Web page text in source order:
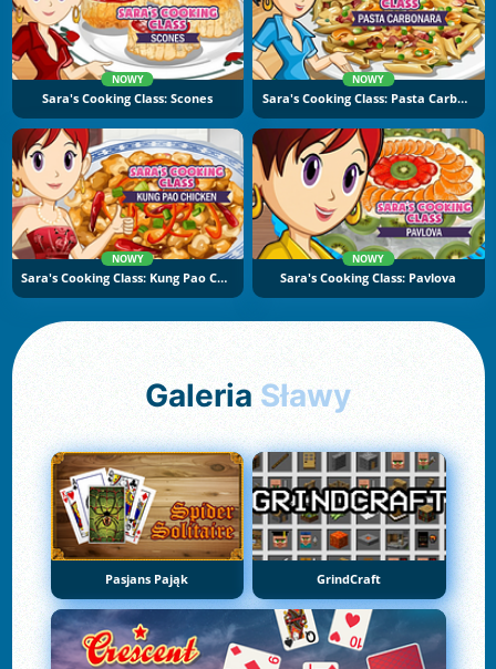
NOWY
Sara's Cooking Class: Scones
NOWY
Sara's Cooking Class: Pasta Carbonara
NOWY
Sara's Cooking Class: Kung Pao Chicken
NOWY
Sara's Cooking Class: Pavlova
Galeria Sławy
Pasjans Pająk GrindCraft